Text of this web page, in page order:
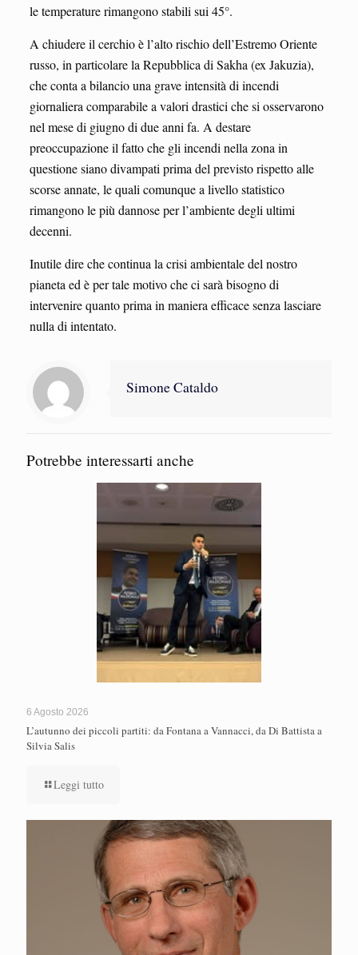
le temperature rimangono stabili sui 45°.
A chiudere il cerchio è l’alto rischio dell’Estremo Oriente
russo, in particolare la Repubblica di Sakha (ex Jakuzia),
che conta a bilancio una grave intensità di incendi
giornaliera comparabile a valori drastici che si osservarono
nel mese di giugno di due anni fa. A destare
preoccupazione il fatto che gli incendi nella zona in
questione siano divampati prima del previsto rispetto alle
scorse annate, le quali comunque a livello statistico
rimangono le più dannose per l’ambiente degli ultimi
decenni.
Inutile dire che continua la crisi ambientale del nostro
pianeta ed è per tale motivo che ci sarà bisogno di
intervenire quanto prima in maniera efficace senza lasciare
nulla di intentato.
Simone Cataldo
Potrebbe interessarti anche
6 Agosto 2026
L’autunno dei piccoli partiti: da Fontana a Vannacci, da Di Battista a
Silvia Salis
Leggi tutto